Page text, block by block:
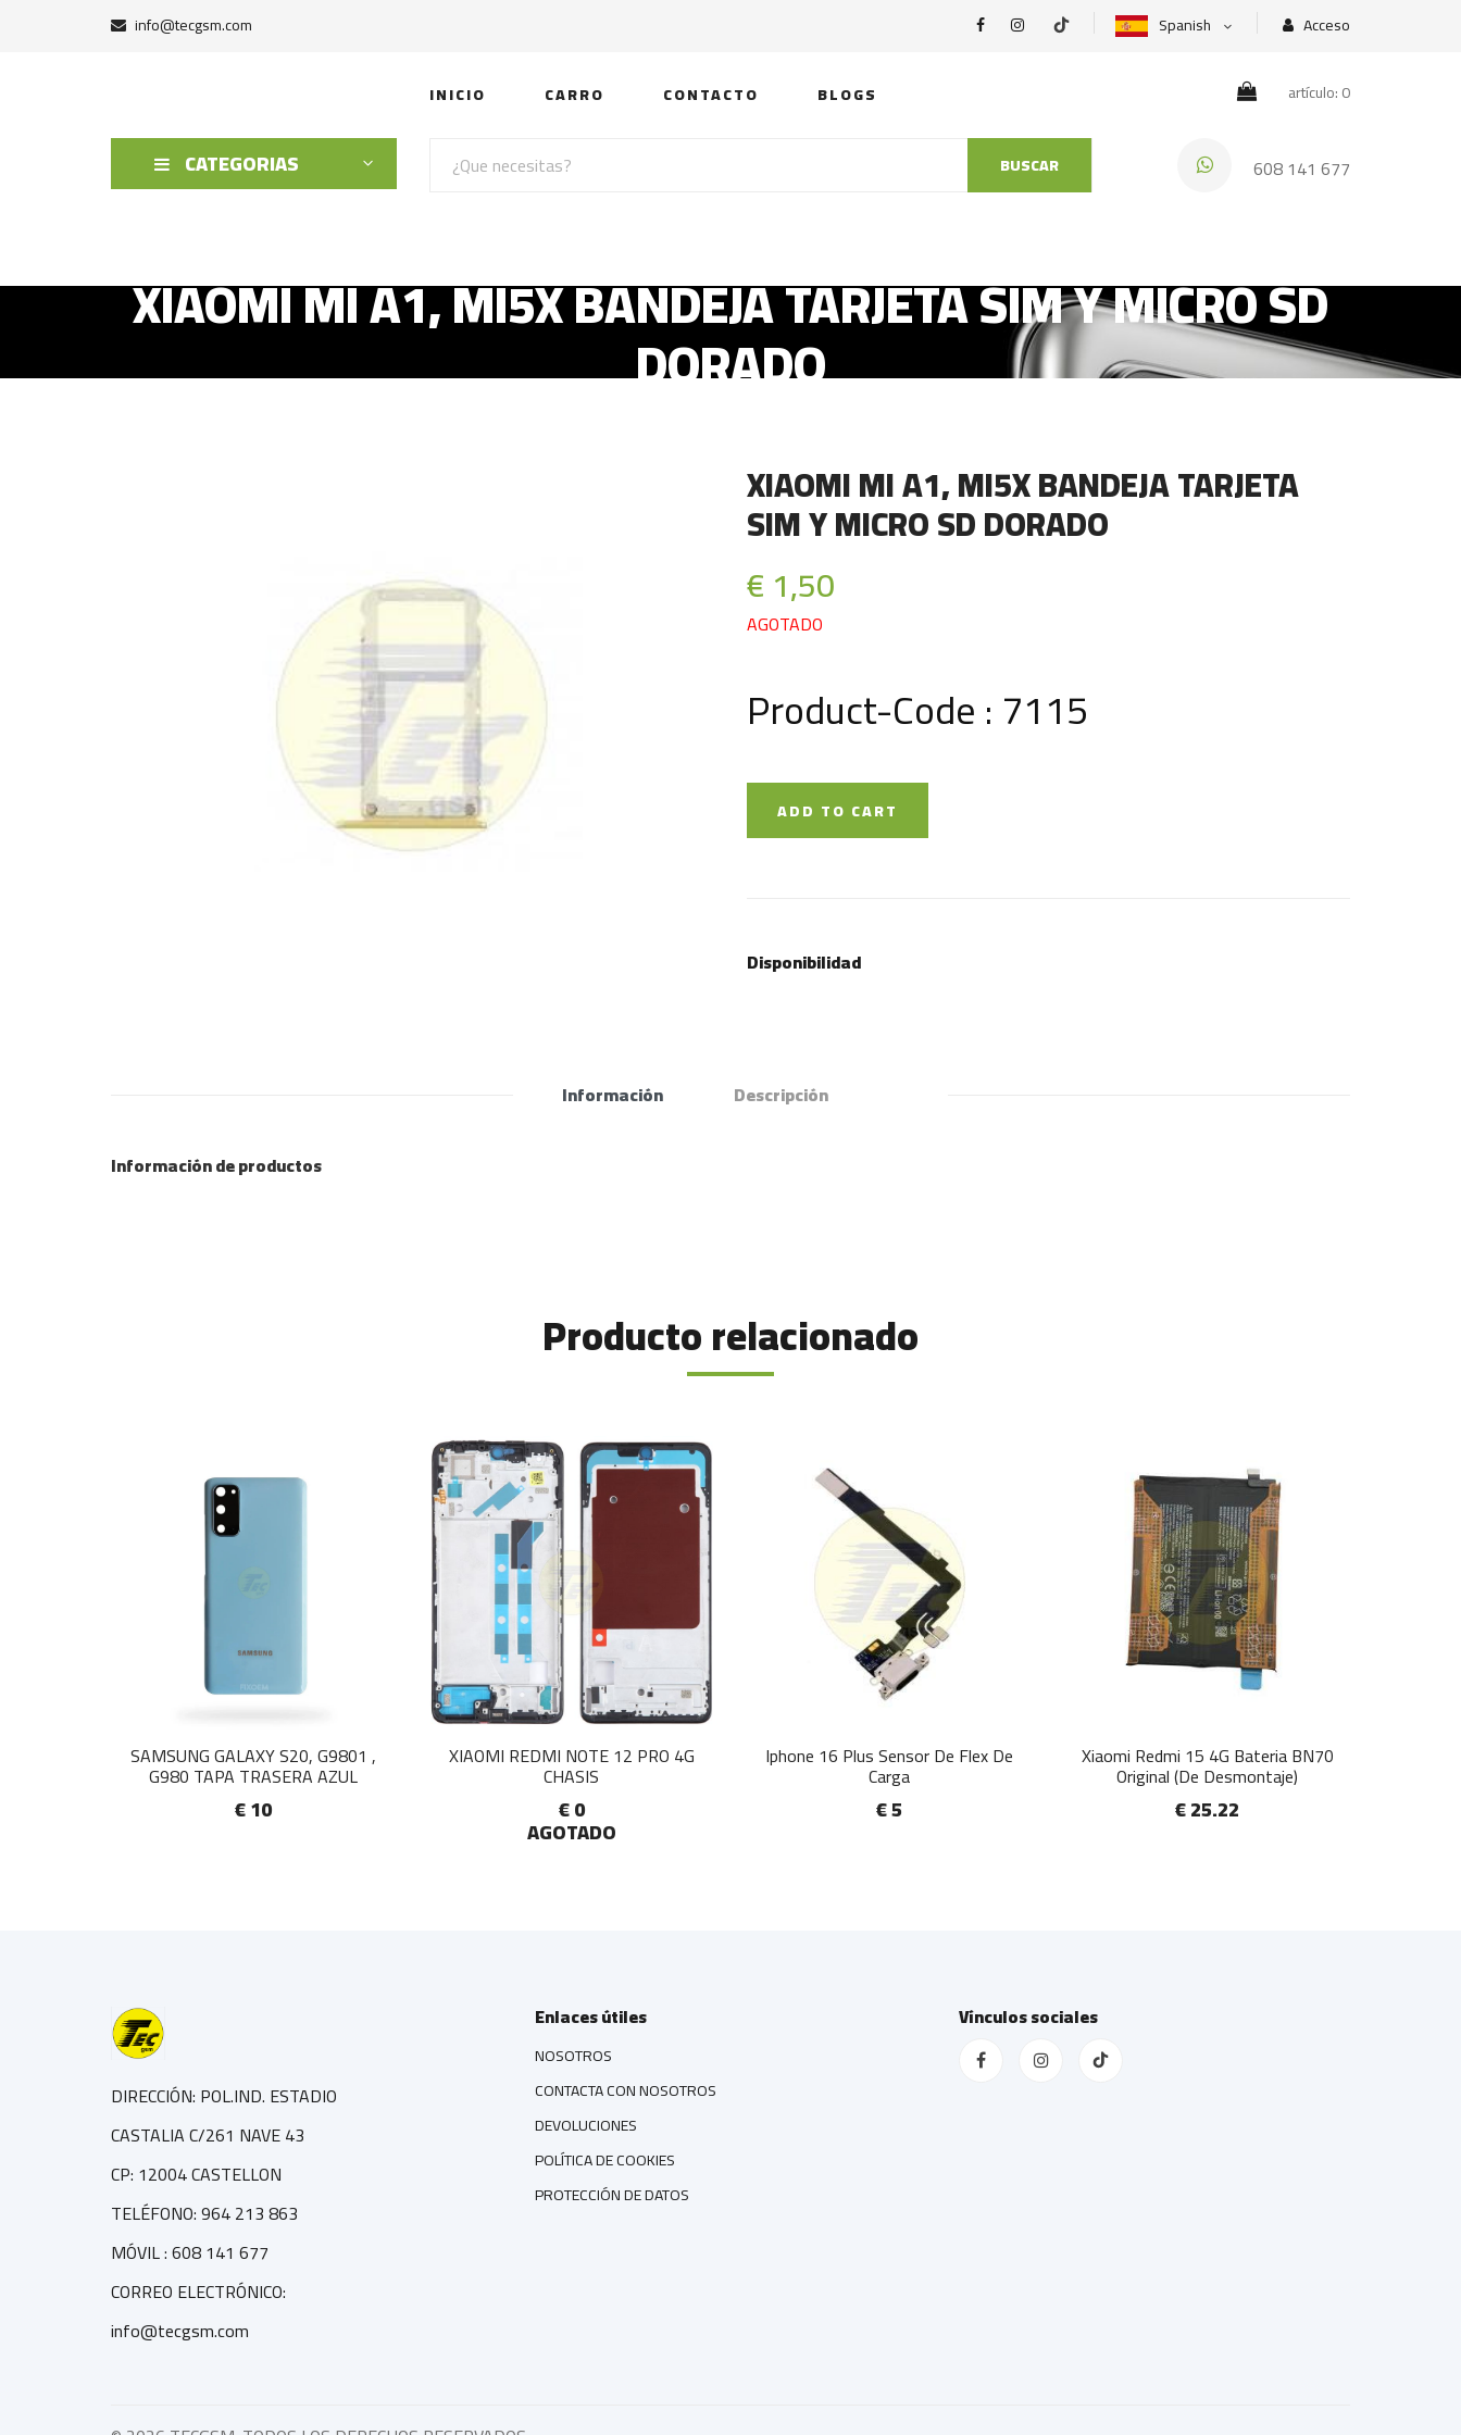
info@tecgsm.com Spanish Acceso
INICIO CARRO CONTACTO BLOGS artículo: 0
CATEGORIAS BUSCAR 608 141 677
XIAOMI MI A1, MI5X BANDEJA TARJETA SIM Y MICRO SD
DORADO
XIAOMI MI A1, MI5X BANDEJA TARJETA
SIM Y MICRO SD DORADO
€ 1,50
AGOTADO
Product-Code : 7115
ADD TO CART
Disponibilidad
Información Descripción
Información de productos
Producto relacionado
SAMSUNG GALAXY S20, G9801 ,
G980 TAPA TRASERA AZUL
€ 10
XIAOMI REDMI NOTE 12 PRO 4G
CHASIS
€ 0
AGOTADO
Iphone 16 Plus Sensor De Flex De
Carga
€ 5
Xiaomi Redmi 15 4G Bateria BN70
Original (De Desmontaje)
€ 25.22
DIRECCIÓN: POL.IND. ESTADIO
CASTALIA C/261 NAVE 43
CP: 12004 CASTELLON
TELÉFONO: 964 213 863
MÓVIL : 608 141 677
CORREO ELECTRÓNICO:
info@tecgsm.com
Enlaces útiles
NOSOTROS
CONTACTA CON NOSOTROS
DEVOLUCIONES
POLÍTICA DE COOKIES
PROTECCIÓN DE DATOS
Vínculos sociales